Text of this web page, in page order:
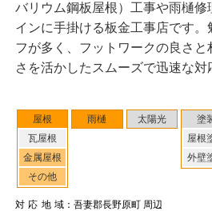
屋根
瓦屋根
金属屋根
その他
雨樋 太陽光
塗
屋根
外壁
対応地域：吾妻郡長野原町 周辺
バリウム鋼板屋根）工事や雨樋修
インに手掛ける板金工事店です。
フが多く、フットワークの良さ
さを活かしたスムーズで迅速な対